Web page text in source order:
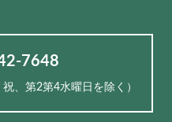
7648
、第2第4水曜日を除く）